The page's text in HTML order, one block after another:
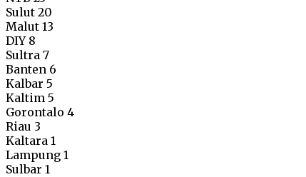
Sulut 20
Malut 13
DIY 8
Sultra 7
Banten 6
Kalbar 5
Kaltim 5
Gorontalo 4
Riau 3
Kaltara 1
Lampung 1
Sulbar 1